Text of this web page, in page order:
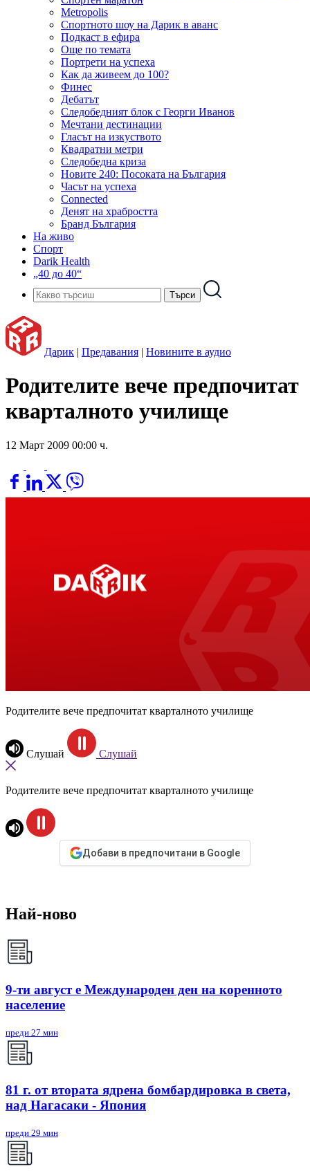
Metropolis
Спортното шоу на Дарик в аванс
Подкаст в ефира
Още по темата
Портрети на успеха
Как да живеем до 100?
Финес
Дебатът
Следобедният блок с Георги Иванов
Мечтани дестинации
Гласът на изкуството
Квадратни метри
Следобедна криза
Новите 240: Посоката на България
Часът на успеха
Connected
Денят на храбростта
Бранд България
На живо
Спорт
Darik Health
„40 до 40“
Дарик | Предавания | Новините в аудио
Родителите вече предпочитат
кварталното училище
12 Март 2009 00:00 ч.
Родителите вече предпочитат кварталното училище
Слушай Слушай
Родителите вече предпочитат кварталното училище
Добави в предпочитани в Google
Най-ново
9-ти август е Международен ден на коренното
население
преди 27 мин
81 г. от втората ядрена бомбардировка в света,
над Нагасаки - Япония
преди 29 мин